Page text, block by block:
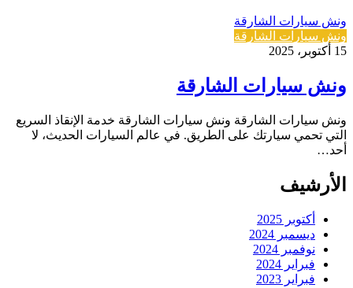
ونش سيارات الشارقة
ونش سيارات الشارقة
15 أكتوبر، 2025
ونش سيارات الشارقة
ونش سيارات الشارقة ونش سيارات الشارقة خدمة الإنقاذ السريع
التي تحمي سيارتك على الطريق. في عالم السيارات الحديث، لا
أحد…
الأرشيف
أكتوبر 2025
ديسمبر 2024
نوفمبر 2024
فبراير 2024
فبراير 2023